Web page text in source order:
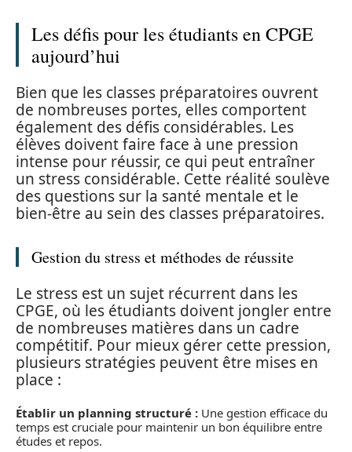
Les défis pour les étudiants en CPGE
aujourd’hui
Bien que les classes préparatoires ouvrent
de nombreuses portes, elles comportent
également des défis considérables. Les
élèves doivent faire face à une pression
intense pour réussir, ce qui peut entraîner
un stress considérable. Cette réalité soulève
des questions sur la santé mentale et le
bien-être au sein des classes préparatoires.
Gestion du stress et méthodes de réussite
Le stress est un sujet récurrent dans les
CPGE, où les étudiants doivent jongler entre
de nombreuses matières dans un cadre
compétitif. Pour mieux gérer cette pression,
plusieurs stratégies peuvent être mises en
place :
Établir un planning structuré : Une gestion efficace du
temps est cruciale pour maintenir un bon équilibre entre
études et repos.